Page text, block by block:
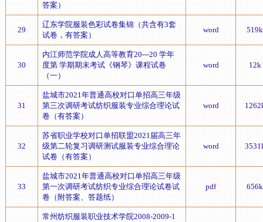
答案）
29
辽东学院服装色彩试卷集锦（共含有3套
试卷，有答案）
word 519k
30
内江师范学院成人高等教育20---20 学年
度第 学期期末考试《钢琴》课程试卷
（一）
word 12k
31
盐城市2021年普通高校对口单招高三年级
第三次调研考试纺织服装专业综合理论试
卷（有答案）
word
32
苏省职业学校对口单招联盟2021届高三年
级第二轮复习调研测试服装专业综合理论
试卷（有答案）
word
33
盐城市2021年普通高校对口单招高三年级
第一次调研考试纺织专业综合理论试卷试
卷（附答案、答题纸）
pdf 656k
常州纺织服装职业技术学院2008-2009-1